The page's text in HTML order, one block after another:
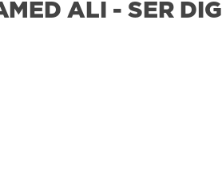
ALI - SER DIG